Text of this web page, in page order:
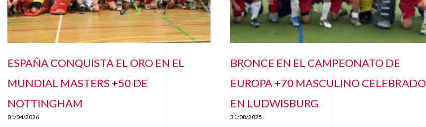
ESPAÑA CONQUISTA EL ORO EN EL
MUNDIAL MASTERS +50 DE
NOTTINGHAM
01/04/2026
BRONCE EN EL CAMPEONATO DE
EUROPA +70 MASCULINO CELEBRADO
EN LUDWISBURG
31/08/2025